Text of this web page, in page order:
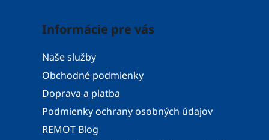
Informácie pre vás
Naše služby
Obchodné podmienky
Doprava a platba
Podmienky ochrany osobných údajov
REMOT Blog